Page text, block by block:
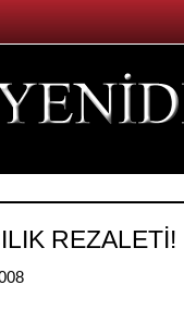
REZALETİ!